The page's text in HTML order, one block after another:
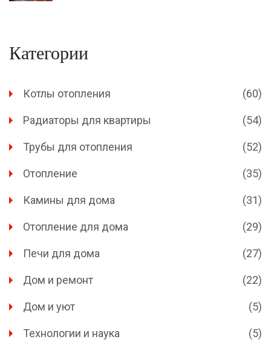
Категории
Котлы отопления (60)
Радиаторы для квартиры (54)
Трубы для отопления (52)
Отопление (35)
Камины для дома (31)
Отопление для дома (29)
Печи для дома (27)
Дом и ремонт (22)
Дом и уют (5)
Технологии и наука (5)